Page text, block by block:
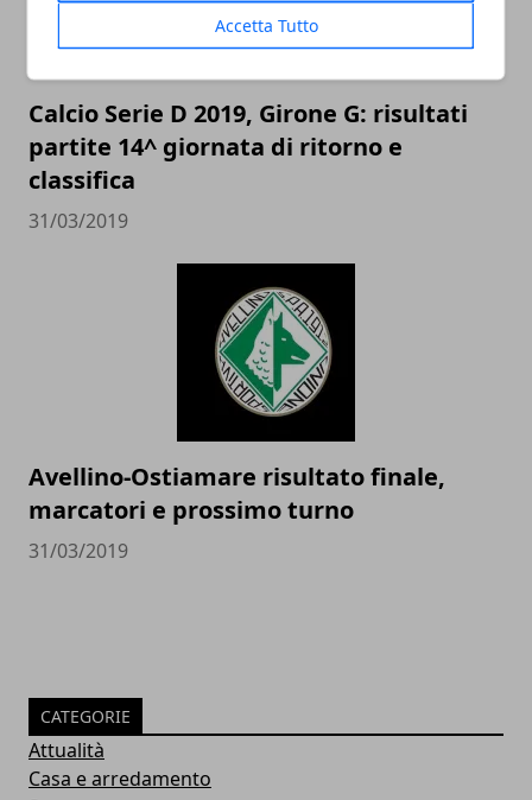
Accetta Tutto
Calcio Serie D 2019, Girone G: risultati
partite 14^ giornata di ritorno e
classifica
31/03/2019
Avellino-Ostiamare risultato finale,
marcatori e prossimo turno
31/03/2019
CATEGORIE
Attualità
Casa e arredamento